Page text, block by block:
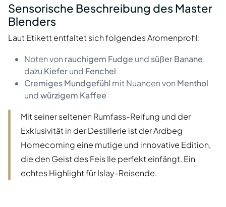
Sensorische Beschreibung des Master
Blenders
Laut Etikett entfaltet sich folgendes Aromenprofil:
Noten von rauchigem Fudge und süßer Banane,
dazu Kieferund Fenchel
Cremiges Mundgefühl mit Nuancen von Menthol
undwürzigem Kaffee
Mit seiner seltenen Rumfass-Reifung und der
Exklusivität in der Destillerie ist der Ardbeg
Homecoming eine mutige und innovative Edition,
die den Geist des Feis Ile perfekt einfängt. Ein
echtes Highlight für Islay-Reisende.